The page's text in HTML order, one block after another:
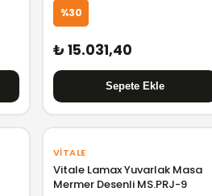
%30
₺ 15.031,40
VITALE
Vitale Lamax Yuvarlak Masa
Mermer Desenli MS.PRJ-9